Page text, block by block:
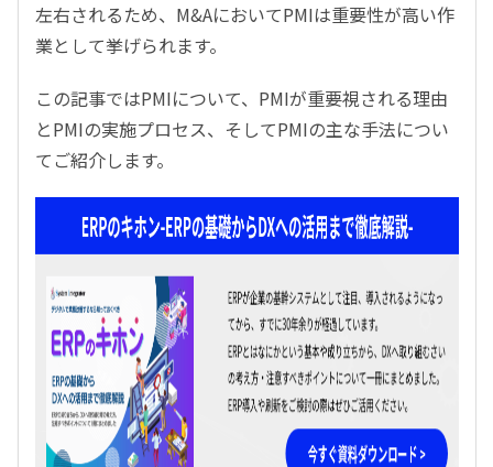
左右されるため、M&AにおいてPMIは重要性が高い作
業として挙げられます。
この記事ではPMIについて、PMIが重要視される理由
とPMIの実施プロセス、そしてPMIの主な手法につい
てご紹介します。